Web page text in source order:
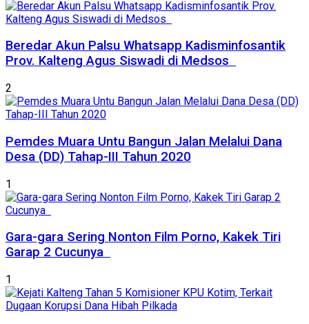
Beredar Akun Palsu Whatsapp Kadisminfosantik
Prov. Kalteng Agus Siswadi di Medsos
2
Pemdes Muara Untu Bangun Jalan Melalui Dana
Desa (DD) Tahap-III Tahun 2020
1
Gara-gara Sering Nonton Film Porno, Kakek Tiri
Garap 2 Cucunya
1